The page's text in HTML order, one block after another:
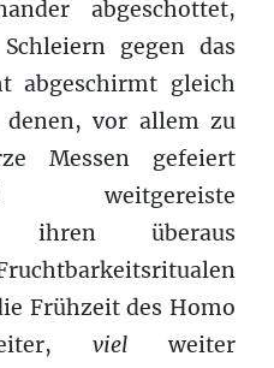
abgeschottet,
gegen das
abgeschirmt gleich
vor allem zu
Messen gefeiert
ihren überaus
Frühzeit des Homo
viel weiter